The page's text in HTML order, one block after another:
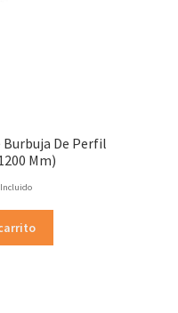
Burbuja De Perfil
Mm)
Incluido